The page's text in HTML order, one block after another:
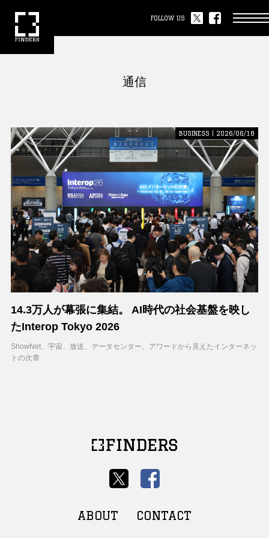
FOLLOW US
通信
BUSINESS | 2026/06/18
14.3万人が幕張に集結。 AI時代の社会基盤を映し
たInterop Tokyo 2026
ShowNet、宇宙、放送、データセンター、アワードから見えたインターネッ
トの次章
ABOUT CONTACT